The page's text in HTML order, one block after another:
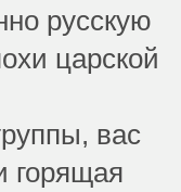
русскую
царской
вас
горящая